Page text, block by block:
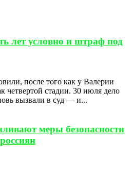
лет условно и штраф под
после того как у Валерии
четвертой стадии. 30 июля дело
вызвали в суд — и...
меры безопасности